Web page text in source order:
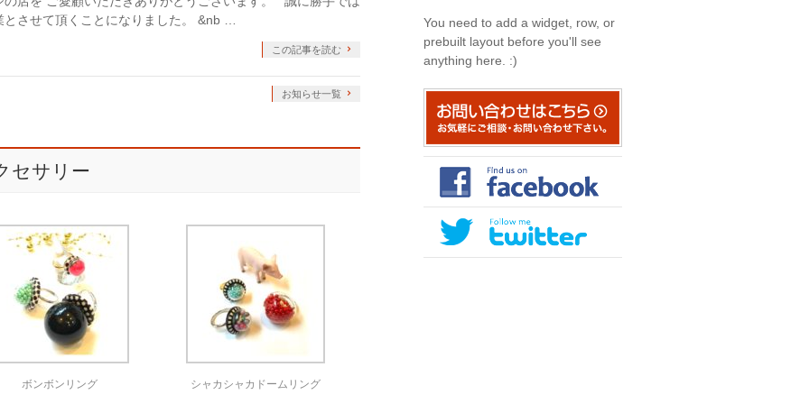
させて頂くことになりました。 &nb …
この記事を読む
お知らせ一覧
セサリー
ボンボンリング シャカシャカドームリング
You need to add a widget, row, or
prebuilt layout before you'll see
anything here. :)